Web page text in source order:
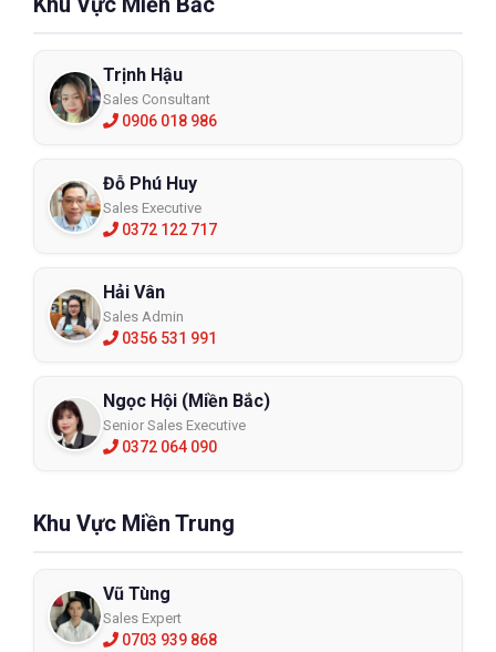
Trịnh Hậu
Sales Consultant
0906 018 986
Đỗ Phú Huy
Sales Executive
0372 122 717
Hải Vân
Sales Admin
0356 531 991
Ngọc Hội (Miền Bắc)
Senior Sales Executive
0372 064 090
Khu Vực Miền Trung
Vũ Tùng
Sales Expert
0703 939 868